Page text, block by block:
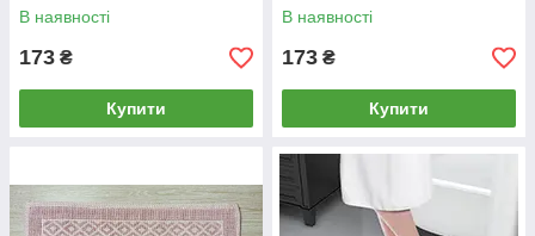
В наявності
173 ₴
Купити
В наявності
173 ₴
Купити